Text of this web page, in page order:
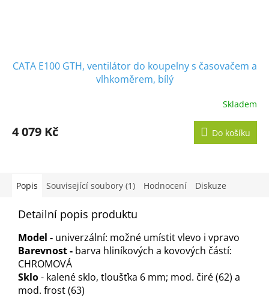
CATA E100 GTH, ventilátor do koupelny s časovačem a
vlhkoměrem, bílý
produktu
je
hvězdiček.
Skladem
4 079 Kč Do košíku
Popis Související soubory (1) Hodnocení Diskuze
Detailní popis produktu
Model - univerzální: možné umístit vlevo i vpravo
Barevnost - barva hliníkových a kovových částí:
CHROMOVÁ
Sklo- kalené sklo, tloušťka 6 mm; mod. čiré (62) a
mod. frost (63)